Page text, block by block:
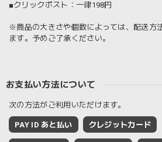
■クリックポスト：一律198円
※商品の大きさや個数によっては、配送方
ます。予めご了承ください。
お支払い方法について
次の方法がご利用いただけます。
PAY ID あと払い クレジットカード